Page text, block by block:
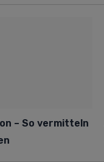
– So vermitteln